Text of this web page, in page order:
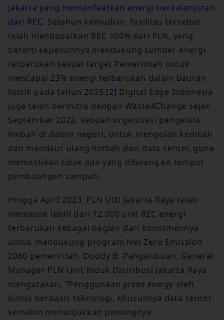
Jakarta yang memanfaatkan energi berkelanjutan
dari REC. Setahun kemudian, fasilitas tersebut
telah mendapatkan REC 100% dari PLN, yang
berarti sepenuhnya mendukung sumber energi
terbarukan sesuai target Pemerintah untuk
mencapai 23% energi terbarukan dalam bauran
listrik pada tahun 2025.[2] Digital Edge Indonesia
juga telah bermitra dengan Waste4Change sejak
September 2022, sebuah organisasi pengelola
limbah di dalam negeri, untuk mengolah kembali
dan mendaur ulang limbah dari data center, guna
memastikan tidak ada yang dibuang ke tempat
pembuangan sampah.
Hingga April 2023, PLN UID Jakarta Raya telah
memasok lebih dari 72.000 unit REC energi
terbarukan sebagai bagian dari komitmennya
untuk mendukung program Net Zero Emission
2060 pemerintah. Doddy B. Pangaribuan, General
Manager PLN Unit Induk Distribusi Jakarta Raya
mengatakan, “Penggunaan green energyoleh
bisnis berbasis teknologi, khususnya data center
semakin menunjukkan pentingnya